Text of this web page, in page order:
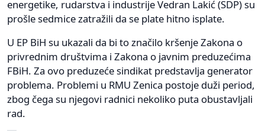
energetike, rudarstva i industrije Vedran Lakić (SDP) su
prošle sedmice zatražili da se plate hitno isplate.
U EP BiH su ukazali da bi to značilo kršenje Zakona o
privrednim društvima i Zakona o javnim preduzećima
FBiH. Za ovo preduzeće sindikat predstavlja generator
problema. Problemi u RMU Zenica postoje duži period,
zbog čega su njegovi radnici nekoliko puta obustavljali
rad.